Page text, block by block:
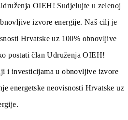
OIEH! Sudjelujte u zelenoj
izvore energije. Naš cilj je
Hrvatske uz 100% obnovljive
postati član Udruženja OIEH!
i investicijama u obnovljive izvore
energetske neovisnosti Hrvatske uz